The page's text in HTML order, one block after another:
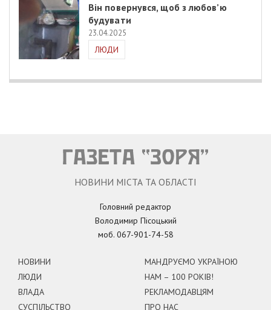
Він повернувся, щоб з любов’ю
будувати
23.04.2025
ЛЮДИ
НОВИНИ МІСТА ТА ОБЛАСТІ
Головний редактор
Володимир Пісоцький
моб. 067-901-74-58
НОВИНИ
ЛЮДИ
ВЛАДА
СУСПІЛЬСТВО
МАНДРУЄМО УКРАЇНОЮ
НАМ – 100 РОКІВ!
РЕКЛАМОДАВЦЯМ
ПРО НАС